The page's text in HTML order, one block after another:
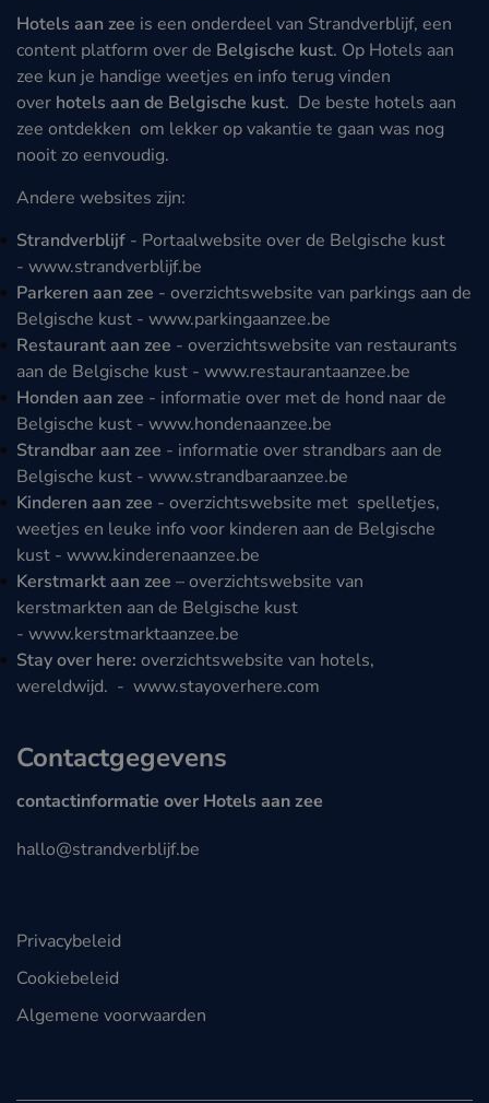
Hotels aan zee is een onderdeel van Strandverblijf, een
content platform over de Belgische kust. Op Hotels aan
zee kun je handige weetjes en info terug vinden
over hotels aan de Belgische kust. De beste hotels aan
zee ontdekken om lekker op vakantie te gaan was nog
nooit zo eenvoudig.
Andere websites zijn:
Strandverblijf - Portaalwebsite over de Belgische kust
- www.strandverblijf.be
Parkeren aan zee - overzichtswebsite van parkings aan de
Belgische kust - www.parkingaanzee.be
Restaurant aan zee - overzichtswebsite van restaurants
aan de Belgische kust - www.restaurantaanzee.be
Honden aan zee - informatie over met de hond naar de
Belgische kust - www.hondenaanzee.be
Strandbar aan zee - informatie over strandbars aan de
Belgische kust - www.strandbaraanzee.be
Kinderen aan zee - overzichtswebsite met spelletjes,
weetjes en leuke info voor kinderen aan de Belgische
kust - www.kinderenaanzee.be
Kerstmarkt aan zee – overzichtswebsite van
kerstmarkten aan de Belgische kust
- www.kerstmarktaanzee.be
Stay over here: overzichtswebsite van hotels,
wereldwijd. - www.stayoverhere.com
Contactgegevens
contactinformatie over Hotels aan zee
hallo@strandverblijf.be
Privacybeleid
Cookiebeleid
Algemene voorwaarden